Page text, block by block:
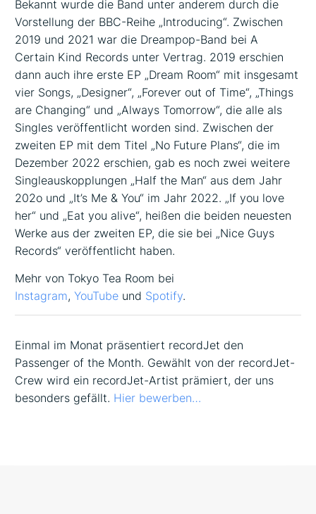
Bekannt wurde die Band unter anderem durch die
Vorstellung der BBC-Reihe „Introducing“. Zwischen
2019 und 2021 war die Dreampop-Band bei A
Certain Kind Records unter Vertrag. 2019 erschien
dann auch ihre erste EP „Dream Room“ mit insgesamt
vier Songs, „Designer“, „Forever out of Time“, „Things
are Changing“ und „Always Tomorrow“, die alle als
Singles veröffentlicht worden sind. Zwischen der
zweiten EP mit dem Titel „No Future Plans“, die im
Dezember 2022 erschien, gab es noch zwei weitere
Singleauskopplungen „Half the Man“ aus dem Jahr
202o und „It’s Me & You“ im Jahr 2022. „If you love
her“ und „Eat you alive“, heißen die beiden neuesten
Werke aus der zweiten EP, die sie bei „Nice Guys
Records“ veröffentlicht haben.
Mehr von Tokyo Tea Room bei
Instagram,YouTube und Spotify.
Einmal im Monat präsentiert recordJet den
Passenger of the Month. Gewählt von der recordJet-
Crew wird ein recordJet-Artist prämiert, der uns
besonders gefällt. Hier bewerben…